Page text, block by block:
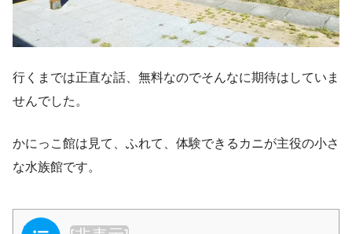
行くまでは正直な話、無料なのでそんなに期待はしていま
せんでした。
かにっこ館は見て、ふれて、体験できるカニが主役の小さ
な水族館です。